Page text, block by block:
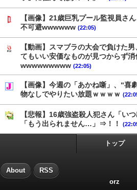
【画像】21歳巨乳プール監視員さ
不可避wwwwww (22:05)
【動画】スマブラの大会で負けた
てもいい安価なものが見つからず
wwwwwwwww (22:05)
【画像】今週の「あかね噺」、“喜
物なしでやりたい放題ｗｗｗｗ
【悲報】16歳強盗殺人犯さん「い
「もう出られません…」⇒！！
トップ
About RSS
orz